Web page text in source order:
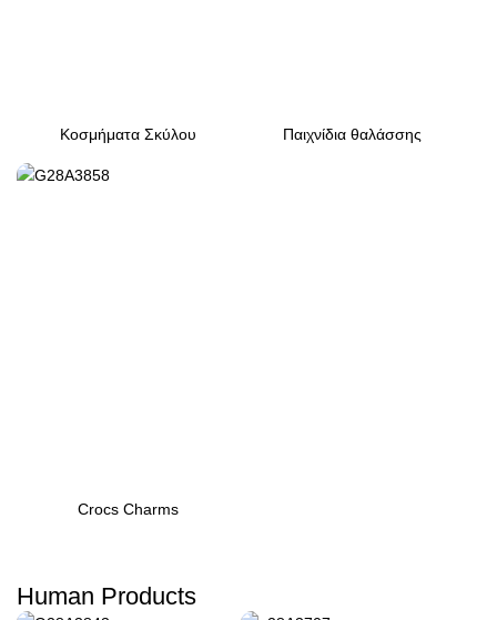
Κοσμήματα Σκύλου Παιχνίδια θαλάσσης
Crocs Charms
Human Products